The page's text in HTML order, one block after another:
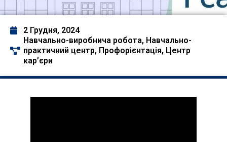
2 Грудня, 2024
Навчально-виробнича робота, Навчально-
практичний центр, Профорієнтація, Центр
кар’єри